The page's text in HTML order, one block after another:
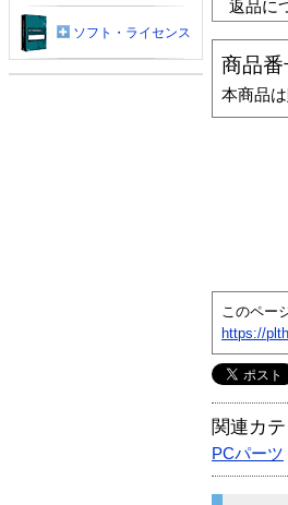
返品に
商品番
本商品
このペー
https://
関連カテ
PCパーツ
ソフト・ライセンス